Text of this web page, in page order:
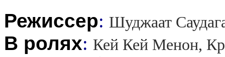
Режиссер: Шуджаат
В ролях: Кей Кей Менон,